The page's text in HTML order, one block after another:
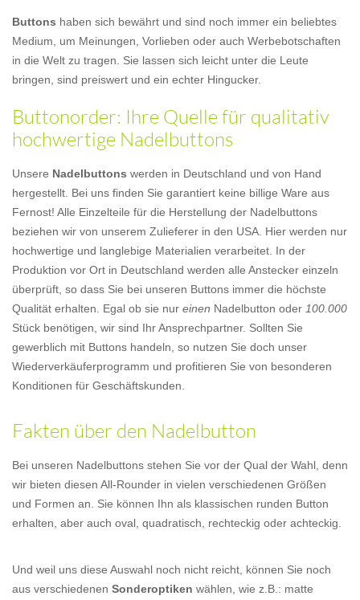
Buttons haben sich bewährt und sind noch immer ein beliebtes
Medium, um Meinungen, Vorlieben oder auch Werbebotschaften
in die Welt zu tragen. Sie lassen sich leicht unter die Leute
bringen, sind preiswert und ein echter Hingucker.
Buttonorder: Ihre Quelle für qualitativ
hochwertige Nadelbuttons
Unsere Nadelbuttons werden in Deutschland und von Hand
hergestellt. Bei uns finden Sie garantiert keine billige Ware aus
Fernost! Alle Einzelteile für die Herstellung der Nadelbuttons
beziehen wir von unserem Zulieferer in den USA. Hier werden nur
hochwertige und langlebige Materialien verarbeitet. In der
Produktion vor Ort in Deutschland werden alle Anstecker einzeln
überprüft, so dass Sie bei unseren Buttons immer die höchste
Qualität erhalten. Egal ob sie nur einen Nadelbutton oder 100.000
Stück benötigen, wir sind Ihr Ansprechpartner. Sollten Sie
gewerblich mit Buttons handeln, so nutzen Sie doch unser
Wiederverkäuferprogramm und profitieren Sie von besonderen
Konditionen für Geschäftskunden.
Fakten über den Nadelbutton
Bei unseren Nadelbuttons stehen Sie vor der Qual der Wahl, denn
wir bieten diesen All-Rounder in vielen verschiedenen Größen
und Formen an. Sie können Ihn als klassischen runden Button
erhalten, aber auch oval, quadratisch, rechteckig oder achteckig.
Und weil uns diese Auswahl noch nicht reicht, können Sie noch
aus verschiedenen Sonderoptiken wählen, wie z.B.: matte